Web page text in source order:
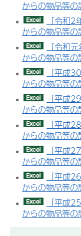
からの物品等
「令和
からの物品等
「令和
からの物品等の
「平成
からの物品等
「平成
からの物品等
「平成
からの物品等の
「平成
からの物品等の
「平成
からの物品等
「平成
からの物品等の